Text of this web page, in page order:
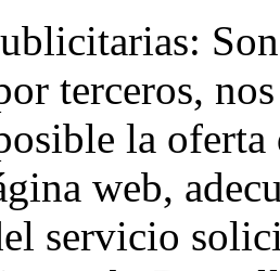
terceros,
la
web,
servicio